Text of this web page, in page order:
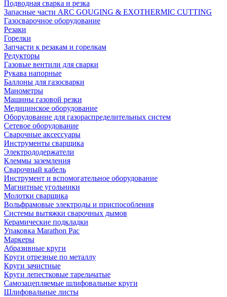
Подводная сварка и резка
Запасные части ARC GOUGING & EXOTHERMIC CUTTING
Газосварочное оборудование
Резаки
Горелки
Запчасти к резакам и горелкам
Редукторы
Газовые вентили для сварки
Рукава напорные
Баллоны для газосварки
Манометры
Машины газовой резки
Медицинское оборудование
Оборудование для газораспределительных систем
Сетевое оборудование
Сварочные аксессуары
Инструменты сварщика
Электрододержатели
Клеммы заземления
Сварочный кабель
Инструмент и вспомогательное оборудование
Магнитные угольники
Молотки сварщика
Вольфрамовые электроды и приспособления
Системы вытяжки сварочных дымов
Керамические подкладки
Упаковка Marathon Pac
Маркеры
Абразивные круги
Круги отрезные по металлу
Круги зачистные
Круги лепестковые тарельчатые
Самозацепляемые шлифовальные круги
Шлифовальные листы